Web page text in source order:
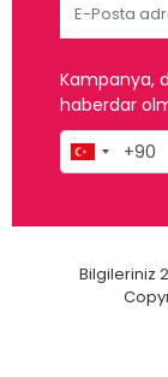
Kampanya,
haberdar
Bilgileriniz